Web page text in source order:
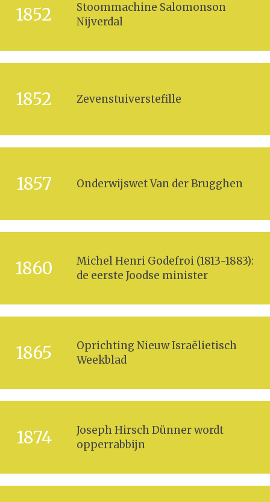
1852
Stoommachine Salomonson
Nijverdal
1852 Zevenstuiverstefille
1857 Onderwijswet Van der Brugghen
1860
Michel Henri Godefroi (1813-1883):
de eerste Joodse minister
1865
Oprichting Nieuw Israëlietisch
Weekblad
1874
Joseph Hirsch Dünner wordt
opperrabbijn